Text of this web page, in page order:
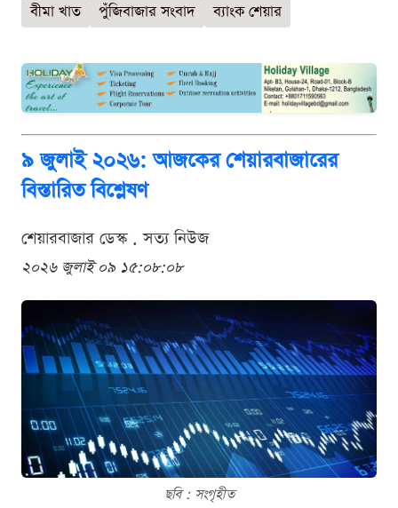
বীমা খাত
পুঁজিবাজার সংবাদ ব্যাংক শেয়ার
৯ জুলাই ২০২৬: আজকের শেয়ারবাজারের
বিস্তারিত বিশ্লেষণ
শেয়ারবাজার ডেস্ক . সত্য নিউজ
২০২৬ জুলাই ০৯ ১৫:০৮:০৮
ছবি : সংগৃহীত